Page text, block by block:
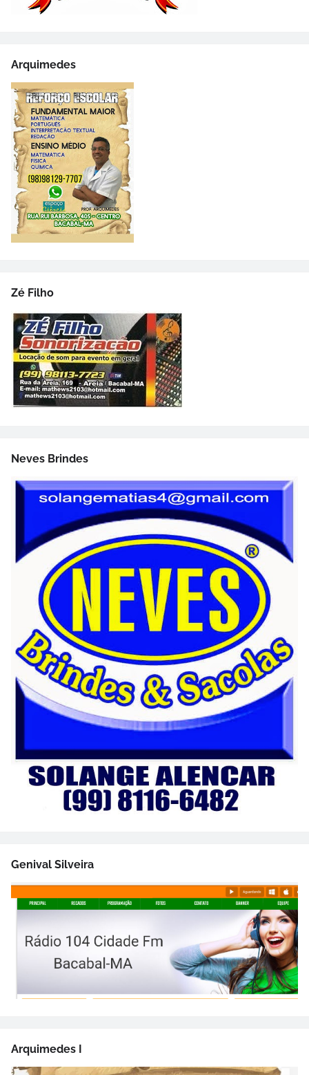
Arquimedes
Zé Filho
Neves Brindes
Genival Silveira
Arquimedes I